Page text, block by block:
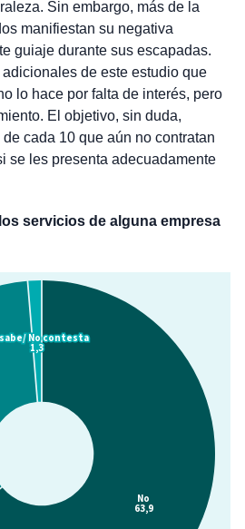
Sin embargo, más de la
manifiestan su negativa
guiaje durante sus escapadas.
de este estudio que
lo hace por falta de interés, pero
El objetivo, sin duda,
cada 10 que aún no contratan
se les presenta adecuadamente
servicios de alguna empresa